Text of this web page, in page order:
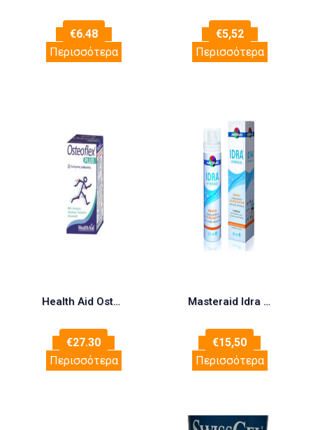
€6.48
Περισσότερα
€5,52
Περισσότερα
Health Aid Osteoflex Plus 60 tabs (Αθλητές – Αρθρώσεις – Οστά)
€27.30
Περισσότερα
Masteraid Idra Hydrogel Υδρογέλη Με Υαλουρονικό Οξύ Για Επούλωση Των Πληγών, 50ml
€15,50
Περισσότερα